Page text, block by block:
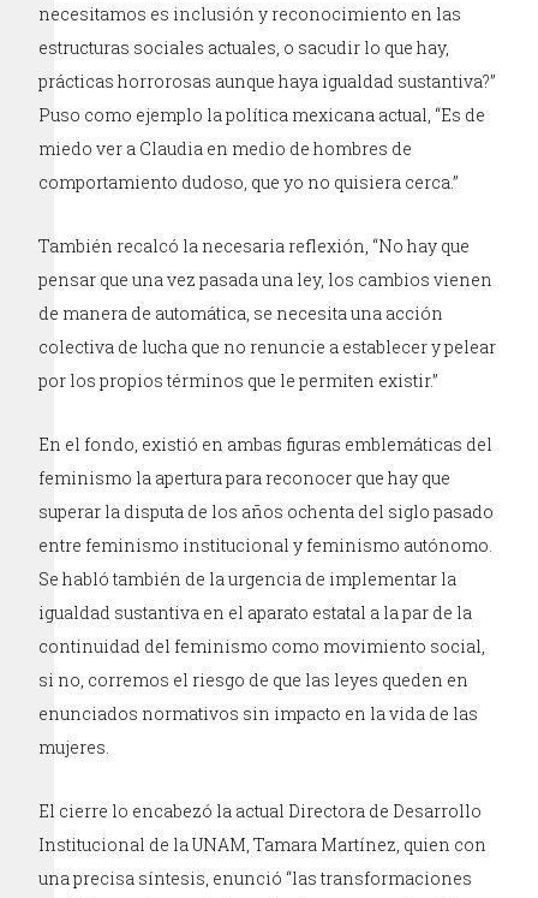
necesitamos es inclusión y reconocimiento en las
estructuras sociales actuales, o sacudir lo que hay,
prácticas horrorosas aunque haya igualdad sustantiva?”
Puso como ejemplo la política mexicana actual, “Es de
miedo ver a Claudia en medio de hombres de
comportamiento dudoso, que yo no quisiera cerca.”
También recalcó la necesaria reflexión, “No hay que
pensar que una vez pasada una ley, los cambios vienen
de manera de automática, se necesita una acción
colectiva de lucha que no renuncie a establecer y pelear
por los propios términos que le permiten existir.”
En el fondo, existió en ambas figuras emblemáticas del
feminismo la apertura para reconocer que hay que
superar la disputa de los años ochenta del siglo pasado
entre feminismo institucional y feminismo autónomo.
Se habló también de la urgencia de implementar la
igualdad sustantiva en el aparato estatal a la par de la
continuidad del feminismo como movimiento social,
si no, corremos el riesgo de que las leyes queden en
enunciados normativos sin impacto en la vida de las
mujeres.
El cierre lo encabezó la actual Directora de Desarrollo
Institucional de la UNAM, Tamara Martínez, quien con
una precisa síntesis, enunció “las transformaciones